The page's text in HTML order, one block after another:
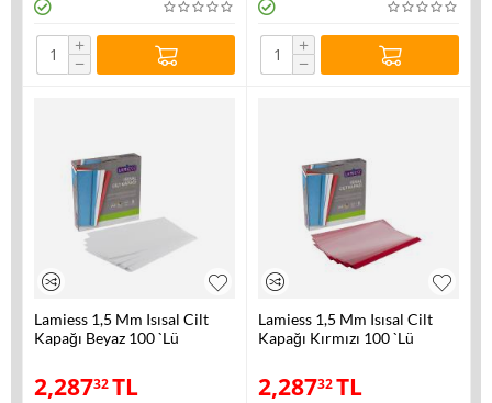
+
−
+
−
Lamiess 1,5 Mm Isısal Cilt
Kapağı Beyaz 100 `Lü
2,28732TL
Lamiess 1,5 Mm Isısal Cilt
Kapağı Kırmızı 100 `Lü
2,28732TL